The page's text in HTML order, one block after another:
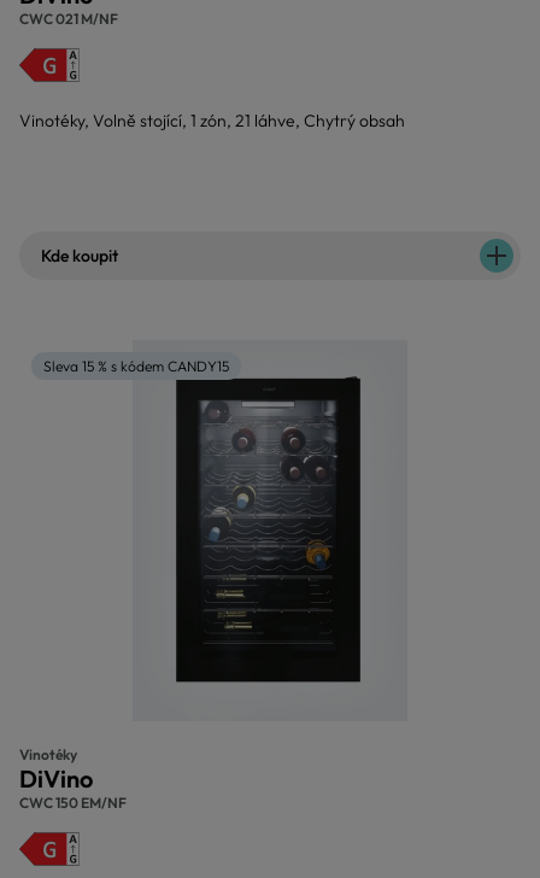
CWC 021 M/NF
Vinotéky, Volně stojící, 1 zón, 21 láhve, Chytrý obsah
Kde koupit
Sleva 15 % s kódem CANDY15
Vinotéky
DiVino
CWC 150 EM/NF